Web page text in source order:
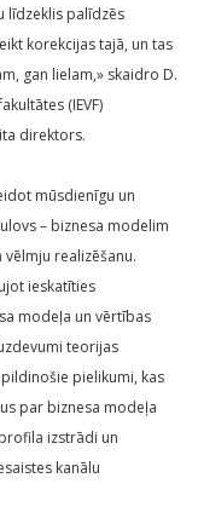
līdzeklis palīdzēs
korekcijas tajā, un tas
gan lielam,» skaidro D.
(IEVF)
direktors.
mūsdienīgu un
– biznesa modelim
realizēšanu.
ieskatīties
modeļa un vērtības
teorijas
pielikumi, kas
par biznesa modeļa
izstrādi un
kanālu